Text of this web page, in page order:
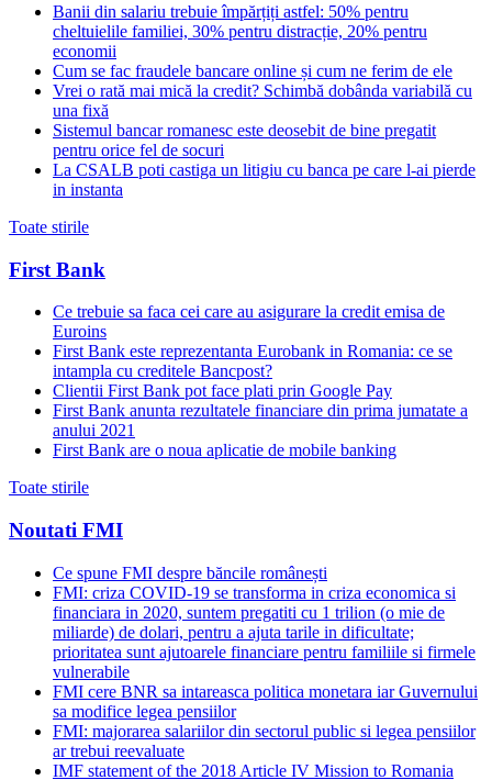
Banii din salariu trebuie împărțiți astfel: 50% pentru
cheltuielile familiei, 30% pentru distracție, 20% pentru
economii
Cum se fac fraudele bancare online și cum ne ferim de ele
Vrei o rată mai mică la credit? Schimbă dobânda variabilă cu
una fixă
Sistemul bancar romanesc este deosebit de bine pregatit
pentru orice fel de socuri
La CSALB poti castiga un litigiu cu banca pe care l-ai pierde
in instanta
Toate stirile
First Bank
Ce trebuie sa faca cei care au asigurare la credit emisa de
Euroins
First Bank este reprezentanta Eurobank in Romania: ce se
intampla cu creditele Bancpost?
Clientii First Bank pot face plati prin Google Pay
First Bank anunta rezultatele financiare din prima jumatate a
anului 2021
First Bank are o noua aplicatie de mobile banking
Toate stirile
Noutati FMI
Ce spune FMI despre băncile românești
FMI: criza COVID-19 se transforma in criza economica si
financiara in 2020, suntem pregatiti cu 1 trilion (o mie de
miliarde) de dolari, pentru a ajuta tarile in dificultate;
prioritatea sunt ajutoarele financiare pentru familiile si firmele
vulnerabile
FMI cere BNR sa intareasca politica monetara iar Guvernului
sa modifice legea pensiilor
FMI: majorarea salariilor din sectorul public si legea pensiilor
ar trebui reevaluate
IMF statement of the 2018 Article IV Mission to Romania